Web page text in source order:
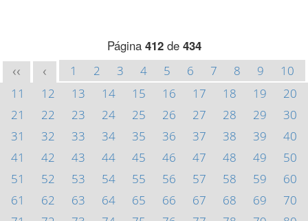
Página 412de 434
<< < 1 2 3 4 5 6 7 8 9
10
11
12 13 14 15 16 17 18 19
20
21
22 23 24 25 26 27 28 29
30
31
32 33 34 35 36 37 38 39
40
41
42 43 44 45 46 47 48 49
50
51
52 53 54 55 56 57 58 59
60
61
62 63 64 65 66 67 68 69
70